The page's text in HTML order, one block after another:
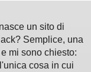
un sito di
Semplice, una
mi sono chiesto:
cosa in cui